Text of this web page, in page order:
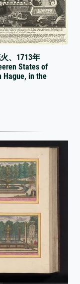
、1713年
States of
Hague, in the